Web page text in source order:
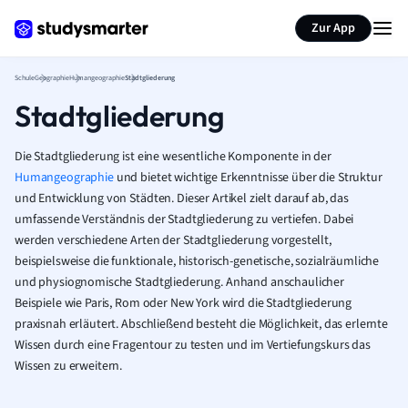
Zur App
SchuleGeographieHumangeographieStadtgliederung
Stadtgliederung
Die Stadtgliederung ist eine wesentliche Komponente in der
Humangeographieund bietet wichtige Erkenntnisse über die Struktur
und Entwicklung von Städten. Dieser Artikel zielt darauf ab, das
umfassende Verständnis der Stadtgliederung zu vertiefen. Dabei
werden verschiedene Arten der Stadtgliederung vorgestellt,
beispielsweise die funktionale, historisch-genetische, sozialräumliche
und physiognomische Stadtgliederung. Anhand anschaulicher
Beispiele wie Paris, Rom oder New York wird die Stadtgliederung
praxisnah erläutert. Abschließend besteht die Möglichkeit, das erlernte
Wissen durch eine Fragentour zu testen und im Vertiefungskurs das
Wissen zu erweitern.
Seite zusammenfassen